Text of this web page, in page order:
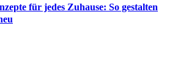
für jedes Zuhause: So gestalten